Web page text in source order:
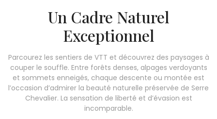
Un Cadre Naturel
Exceptionnel
Parcourez les sentiers de VTT et découvrez des paysages à
couper le souffle. Entre forêts denses, alpages verdoyants
et sommets enneigés, chaque descente ou montée est
l’occasion d’admirer la beauté naturelle préservée de Serre
Chevalier. La sensation de liberté et d’évasion est
incomparable.